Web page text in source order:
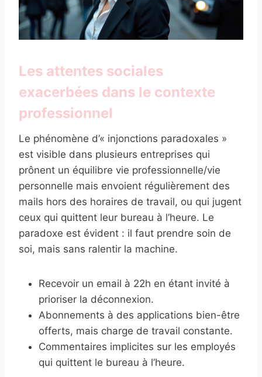
Les attentes sociales
exacerbées dans le contexte
professionnel
Le phénomène d’« injonctions paradoxales »
est visible dans plusieurs entreprises qui
prônent un équilibre vie professionnelle/vie
personnelle mais envoient régulièrement des
mails hors des horaires de travail, ou qui jugent
ceux qui quittent leur bureau à l’heure. Le
paradoxe est évident : il faut prendre soin de
soi, mais sans ralentir la machine.
Recevoir un email à 22h en étant invité à
prioriser la déconnexion.
Abonnements à des applications bien-être
offerts, mais charge de travail constante.
Commentaires implicites sur les employés
qui quittent le bureau à l’heure.